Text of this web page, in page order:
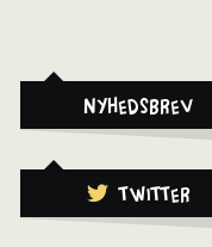
Nyhedsbrev
Twitter